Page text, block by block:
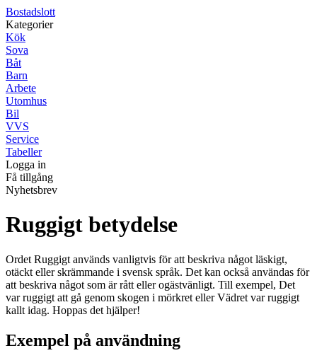
Bostadslott
Kategorier
Kök
Sova
Båt
Barn
Arbete
Utomhus
Bil
VVS
Service
Tabeller
Logga in
Få tillgång
Nyhetsbrev
Ruggigt betydelse
Ordet Ruggigt används vanligtvis för att beskriva något läskigt,
otäckt eller skrämmande i svensk språk. Det kan också användas för
att beskriva något som är rått eller ogästvänligt. Till exempel, Det
var ruggigt att gå genom skogen i mörkret eller Vädret var ruggigt
kallt idag. Hoppas det hjälper!
Exempel på användning